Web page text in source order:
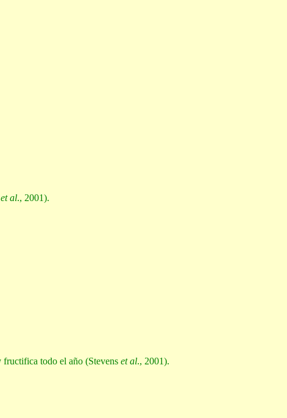
et al., 2001).
fructifica todo el año (Stevens et al., 2001).